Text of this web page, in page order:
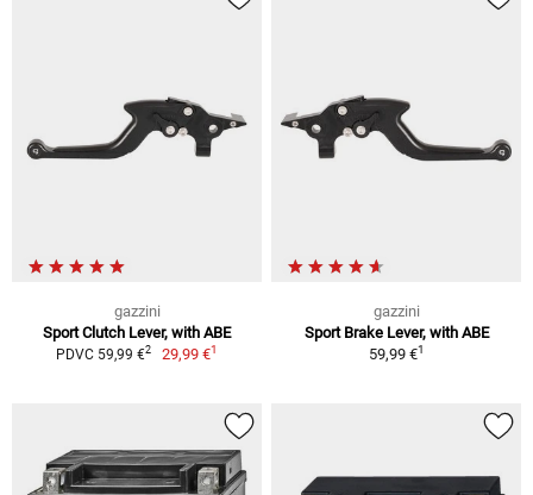
gazzini
Sport Clutch Lever, with ABE
PDVC 59,99 €2 29,99 €1
gazzini
Sport Brake Lever, with ABE
59,99 €1